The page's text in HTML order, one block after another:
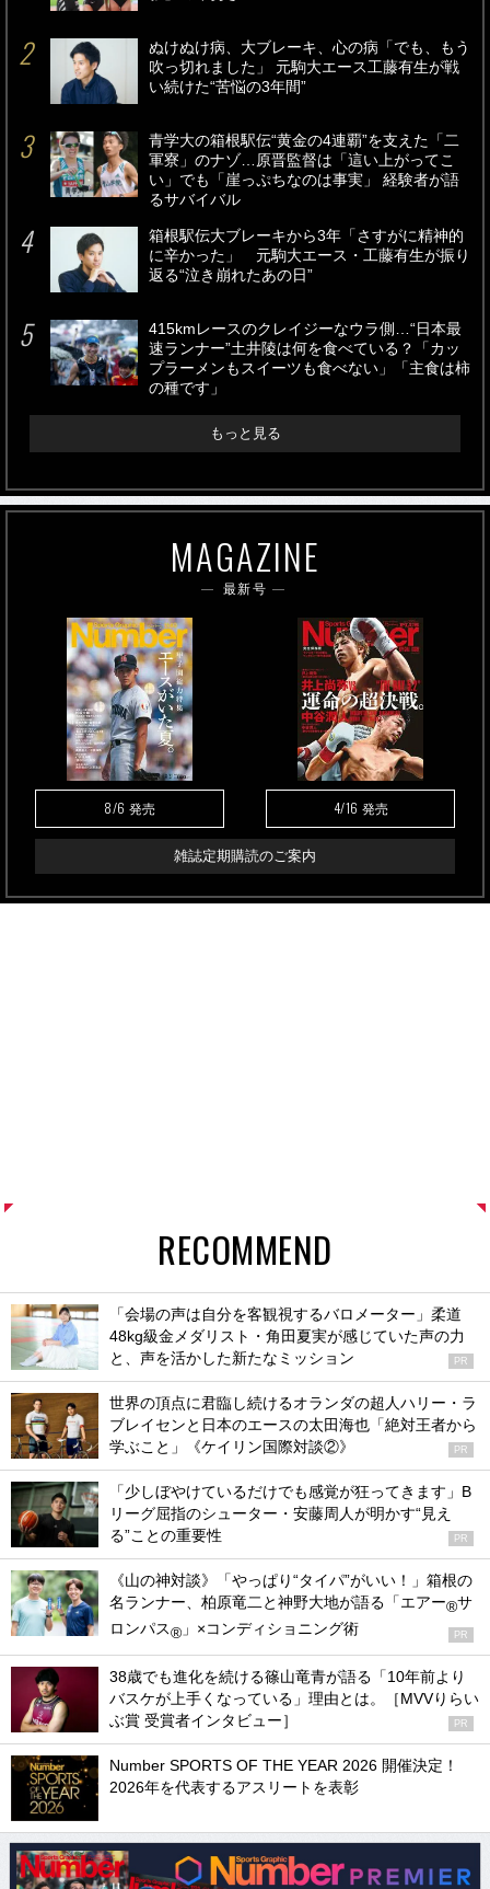
ぬけぬけ病、大ブレーキ、心の病「でも、もう
吹っ切れました」 元駒大エース工藤有生が戦
い続けた“苦悩の3年間”
青学大の箱根駅伝“黄金の4連覇”を支えた「二
軍寮」のナゾ…原晋監督は「這い上がってこ
い」でも「崖っぷちなのは事実」 経験者が語
るサバイバル
箱根駅伝大ブレーキから3年「さすがに精神的
に辛かった」 元駒大エース・工藤有生が振り
返る“泣き崩れたあの日”
415kmレースのクレイジーなウラ側…“日本最
速ランナー”土井陵は何を食べている？「カッ
プラーメンもスイーツも食べない」「主食は柿
の種です」
もっと見る
MAGAZINE
最新号
8/6 発売 4/16 発売
雑誌定期購読のご案内
RECOMMEND
「会場の声は自分を客観視するバロメーター」柔道
48kg級金メダリスト・角田夏実が感じていた声の力
と、声を活かした新たなミッション
PR
世界の頂点に君臨し続けるオランダの超人ハリー・ラ
ブレイセンと日本のエースの太田海也「絶対王者から
学ぶこと」《ケイリン国際対談②》
PR
「少しぼやけているだけでも感覚が狂ってきます」B
リーグ屈指のシューター・安藤周人が明かす“見え
る”ことの重要性
PR
《山の神対談》「やっぱり“タイパ”がいい！」箱根の
名ランナー、柏原竜二と神野大地が語る「エアー®サ
ロンパス® 」×コンディショニング術 PR
38歳でも進化を続ける篠山竜青が語る「10年前より
バスケが上手くなっている」理由とは。［MVVりらい
ぶ賞 受賞者インタビュー］
PR
Number SPORTS OF THE YEAR 2026 開催決定！
2026年を代表するアスリートを表彰